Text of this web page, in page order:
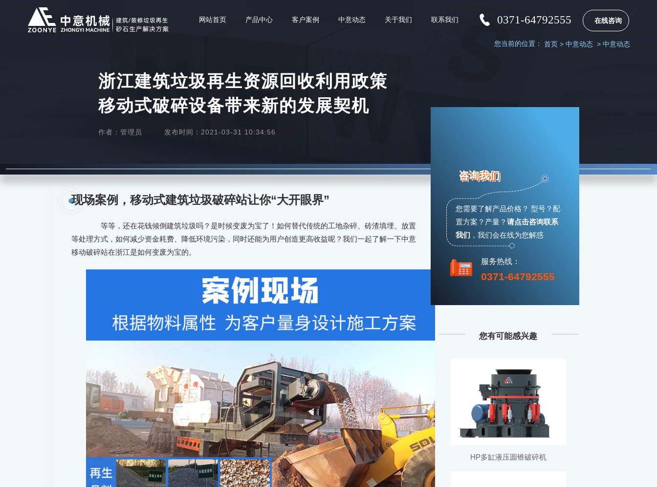
0371-64792555 在线咨询
网站首页 产品中心 客户案例 中意动态 关于我们 联系我们
您当前的位置： 首页 > 中意动态 > 中意动态
浙江建筑垃圾再生资源回收利用政策
移动式破碎设备带来新的发展契机
作者：管理员 发布时间：2021-03-31 10:34:56
现场案例，移动式建筑垃圾破碎站让你“大开眼界”
等等，还在花钱倾倒建筑垃圾吗？是时候变废为宝了！如何替代传统的工地杂碎、砖渣填埋、放置
等处理方式，如何减少资金耗费、降低环境污染，同时还能为用户创造更高收益呢？我们一起了解一下中意
移动破碎站在浙江是如何变废为宝的。
咨询我们
您需要了解产品价格？ 型号？配
置方案？产量？ 请点击咨询联系
我们 ， 我们会在线为您解惑
服务热线：
0371-64792555
您有可能感兴趣
HP多缸液压圆锥破碎机